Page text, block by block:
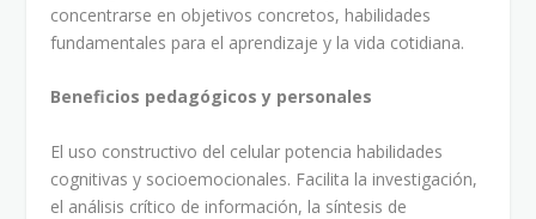
concentrarse en objetivos concretos, habilidades
fundamentales para el aprendizaje y la vida cotidiana.
Beneficios pedagógicos y personales
El uso constructivo del celular potencia habilidades
cognitivas y socioemocionales. Facilita la investigación,
el análisis crítico de información, la síntesis de